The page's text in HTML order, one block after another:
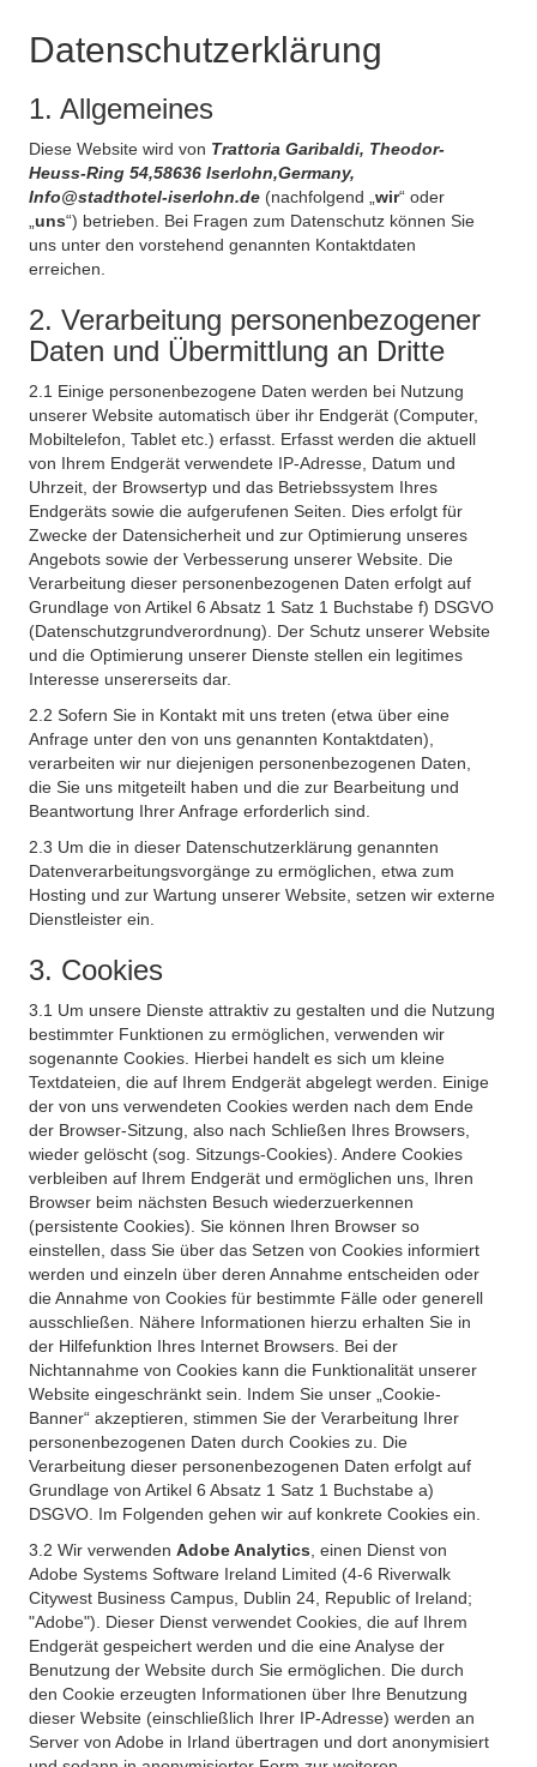
Datenschutzerklärung
1. Allgemeines
Diese Website wird von Trattoria Garibaldi, Theodor-
Heuss-Ring 54,58636 Iserlohn,Germany,
Info@stadthotel-iserlohn.de (nachfolgend „ wir“ oder
uns“) betrieben. Bei Fragen zum Datenschutz können Sie
uns unter den vorstehend genannten Kontaktdaten
erreichen.
2. Verarbeitung personenbezogener
Daten und Übermittlung an Dritte
2.1 Einige personenbezogene Daten werden bei Nutzung
unserer Website automatisch über ihr Endgerät (Computer,
Mobiltelefon, Tablet etc.) erfasst. Erfasst werden die aktuell
von Ihrem Endgerät verwendete IP-Adresse, Datum und
Uhrzeit, der Browsertyp und das Betriebssystem Ihres
Endgeräts sowie die aufgerufenen Seiten. Dies erfolgt für
Zwecke der Datensicherheit und zur Optimierung unseres
Angebots sowie der Verbesserung unserer Website. Die
Verarbeitung dieser personenbezogenen Daten erfolgt auf
Grundlage von Artikel 6 Absatz 1 Satz 1 Buchstabe f) DSGVO
(Datenschutzgrundverordnung). Der Schutz unserer Website
und die Optimierung unserer Dienste stellen ein legitimes
Interesse unsererseits dar.
2.2 Sofern Sie in Kontakt mit uns treten (etwa über eine
Anfrage unter den von uns genannten Kontaktdaten),
verarbeiten wir nur diejenigen personenbezogenen Daten,
die Sie uns mitgeteilt haben und die zur Bearbeitung und
Beantwortung Ihrer Anfrage erforderlich sind.
2.3 Um die in dieser Datenschutzerklärung genannten
Datenverarbeitungsvorgänge zu ermöglichen, etwa zum
Hosting und zur Wartung unserer Website, setzen wir externe
Dienstleister ein.
3. Cookies
3.1 Um unsere Dienste attraktiv zu gestalten und die Nutzung
bestimmter Funktionen zu ermöglichen, verwenden wir
sogenannte Cookies. Hierbei handelt es sich um kleine
Textdateien, die auf Ihrem Endgerät abgelegt werden. Einige
der von uns verwendeten Cookies werden nach dem Ende
der Browser-Sitzung, also nach Schließen Ihres Browsers,
wieder gelöscht (sog. Sitzungs-Cookies). Andere Cookies
verbleiben auf Ihrem Endgerät und ermöglichen uns, Ihren
Browser beim nächsten Besuch wiederzuerkennen
(persistente Cookies). Sie können Ihren Browser so
einstellen, dass Sie über das Setzen von Cookies informiert
werden und einzeln über deren Annahme entscheiden oder
die Annahme von Cookies für bestimmte Fälle oder generell
ausschließen. Nähere Informationen hierzu erhalten Sie in
der Hilfefunktion Ihres Internet Browsers. Bei der
Nichtannahme von Cookies kann die Funktionalität unserer
Website eingeschränkt sein. Indem Sie unser „Cookie-
Banner“ akzeptieren, stimmen Sie der Verarbeitung Ihrer
personenbezogenen Daten durch Cookies zu. Die
Verarbeitung dieser personenbezogenen Daten erfolgt auf
Grundlage von Artikel 6 Absatz 1 Satz 1 Buchstabe a)
DSGVO. Im Folgenden gehen wir auf konkrete Cookies ein.
3.2 Wir verwenden Adobe Analytics , einen Dienst von
Adobe Systems Software Ireland Limited (4-6 Riverwalk
Citywest Business Campus, Dublin 24, Republic of Ireland;
"Adobe"). Dieser Dienst verwendet Cookies, die auf Ihrem
Endgerät gespeichert werden und die eine Analyse der
Benutzung der Website durch Sie ermöglichen. Die durch
den Cookie erzeugten Informationen über Ihre Benutzung
dieser Website (einschließlich Ihrer IP-Adresse) werden an
Server von Adobe in Irland übertragen und dort anonymisiert